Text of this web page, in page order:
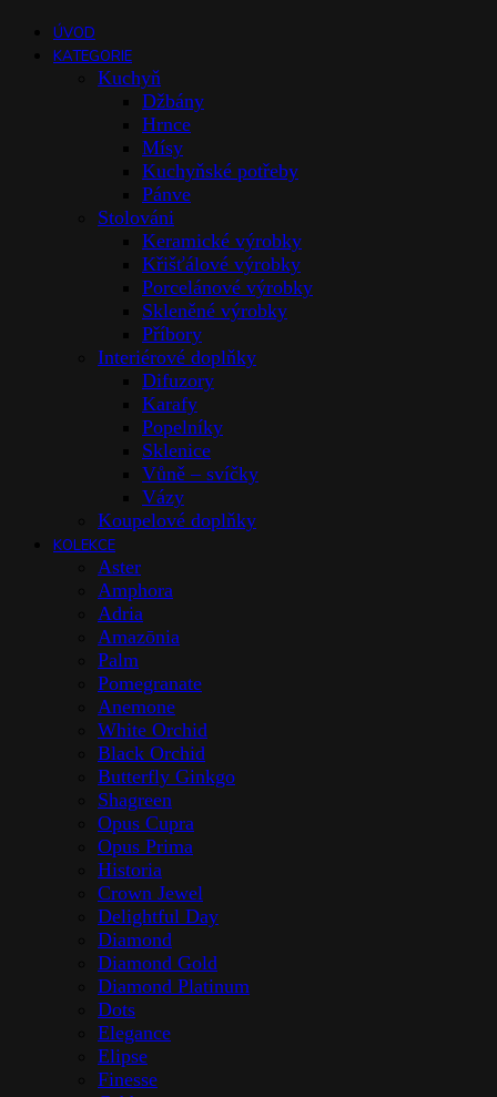
ÚVOD
KATEGORIE
Kuchyň
Džbány
Hrnce
Mísy
Kuchyňské potřeby
Pánve
Stolováni
Keramické výrobky
Křišťálové výrobky
Porcelánové výrobky
Skleněné výrobky
Příbory
Interiérové doplňky
Difuzory
Karafy
Popelníky
Sklenice
Vůně – svíčky
Vázy
Koupelové doplňky
KOLEKCE
Aster
Amphora
Adria
Amazōnia
Palm
Pomegranate
Anemone
White Orchid
Black Orchid
Butterfly Ginkgo
Shagreen
Opus Cupra
Opus Prima
Historia
Crown Jewel
Delightful Day
Diamond
Diamond Gold
Diamond Platinum
Dots
Elegance
Elipse
Finesse